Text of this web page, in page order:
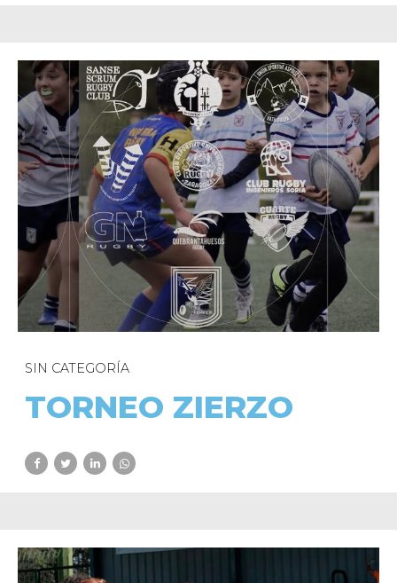
SIN CATEGORÍA
TORNEO ZIERZO